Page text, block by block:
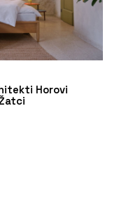
Horovi